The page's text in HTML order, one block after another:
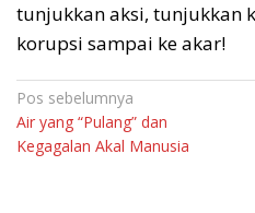
tunjukkan aksi, tunjukkan
korupsi sampai ke akar!
Navigasi
pos
Pos sebelumnya
Air yang “Pulang” dan
Kegagalan Akal Manusia